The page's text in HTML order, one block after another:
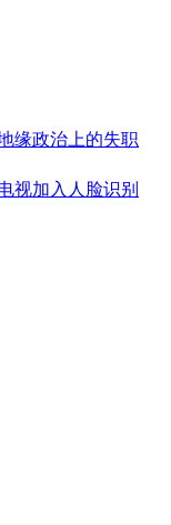
缘政治上的失职
视加入人脸识别